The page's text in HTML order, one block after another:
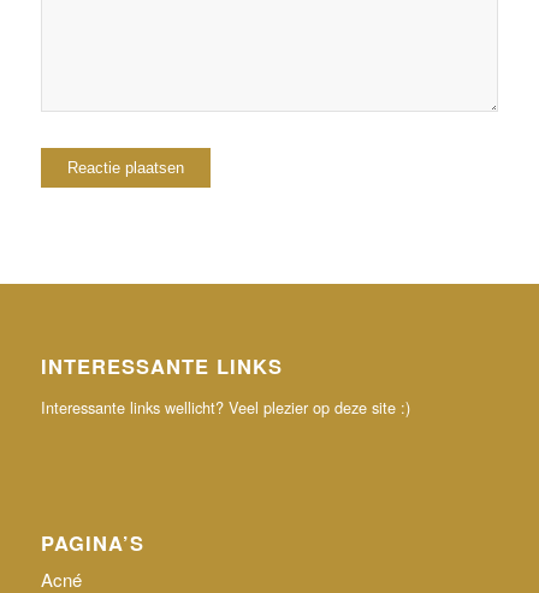
INTERESSANTE LINKS
Interessante links wellicht? Veel plezier op deze site :)
PAGINA’S
Acné